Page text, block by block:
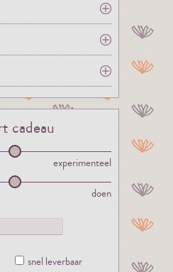
cadeau
experimenteel
doen
snel leverbaar